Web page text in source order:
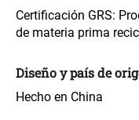
Certificación GRS:
de materia prima
Diseño y país de
Hecho en China
S/ 63.90S/ 44.70